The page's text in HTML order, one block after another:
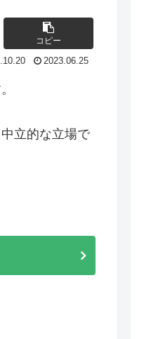
コピー
2023.06.25
立的な立場で